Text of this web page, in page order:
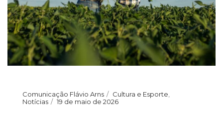
Comunicação Flávio Arns Cultura e Esporte
Notícias
19 de maio de 2026